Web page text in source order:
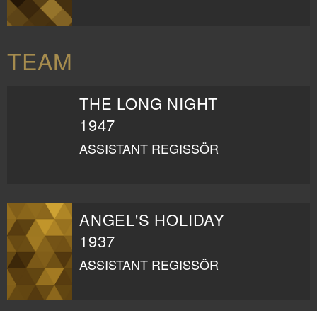
TEAM
THE LONG NIGHT
1947
ASSISTANT REGISSÖR
ANGEL'S HOLIDAY
1937
ASSISTANT REGISSÖR